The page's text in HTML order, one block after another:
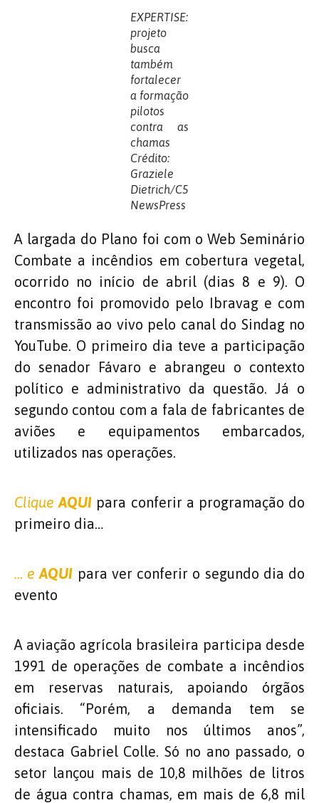
EXPERTISE:
projeto
busca
também
fortalecer
a formação
pilotos
contra as
chamas
Crédito:
Graziele
Dietrich/C5
NewsPress
A largada do Plano foi com o Web Seminário
Combate a incêndios em cobertura vegetal,
ocorrido no início de abril (dias 8 e 9). O
encontro foi promovido pelo Ibravag e com
transmissão ao vivo pelo canal do Sindag no
YouTube. O primeiro dia teve a participação
do senador Fávaro e abrangeu o contexto
político e administrativo da questão. Já o
segundo contou com a fala de fabricantes de
aviões e equipamentos embarcados,
utilizados nas operações.
CliqueAQUI para conferir a programação do
primeiro dia…
… eAQUI para ver conferir o segundo dia do
evento
A aviação agrícola brasileira participa desde
1991 de operações de combate a incêndios
em reservas naturais, apoiando órgãos
oficiais. “Porém, a demanda tem se
intensificado muito nos últimos anos”,
destaca Gabriel Colle. Só no ano passado, o
setor lançou mais de 10,8 milhões de litros
de água contra chamas, em mais de 6,8 mil